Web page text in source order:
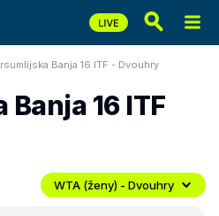
Banja 16 ITF - Dvouhry
16 ITF
WTA (ženy) - Dvouhry